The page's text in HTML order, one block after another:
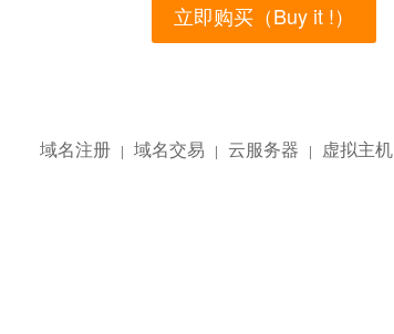
立即购买（Buy it !）
域名注册 | 域名交易 | 云服务器 | 虚拟主机